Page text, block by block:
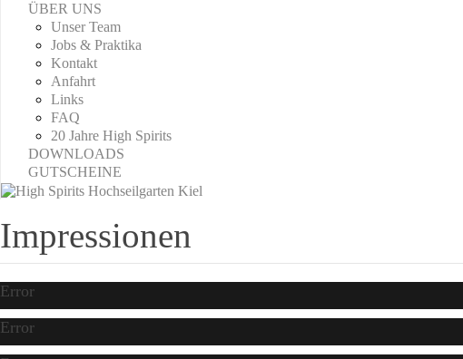
ÜBER UNS
Unser Team
Jobs & Praktika
Kontakt
Anfahrt
Links
FAQ
20 Jahre High Spirits
DOWNLOADS
GUTSCHEINE
Impressionen
Error
Error